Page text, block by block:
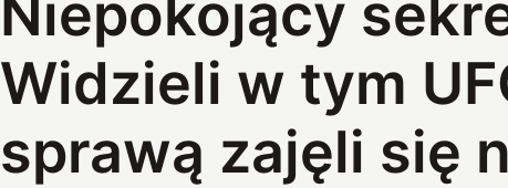
Niepokojący
Widzieli w tym
sprawą zajęli się